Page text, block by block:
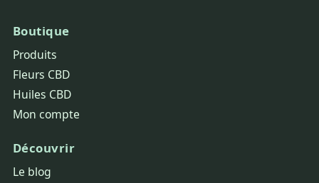
Boutique
Produits
Fleurs CBD
Huiles CBD
Mon compte
Découvrir
Le blog